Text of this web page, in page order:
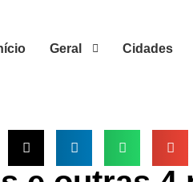
Geral Cidades